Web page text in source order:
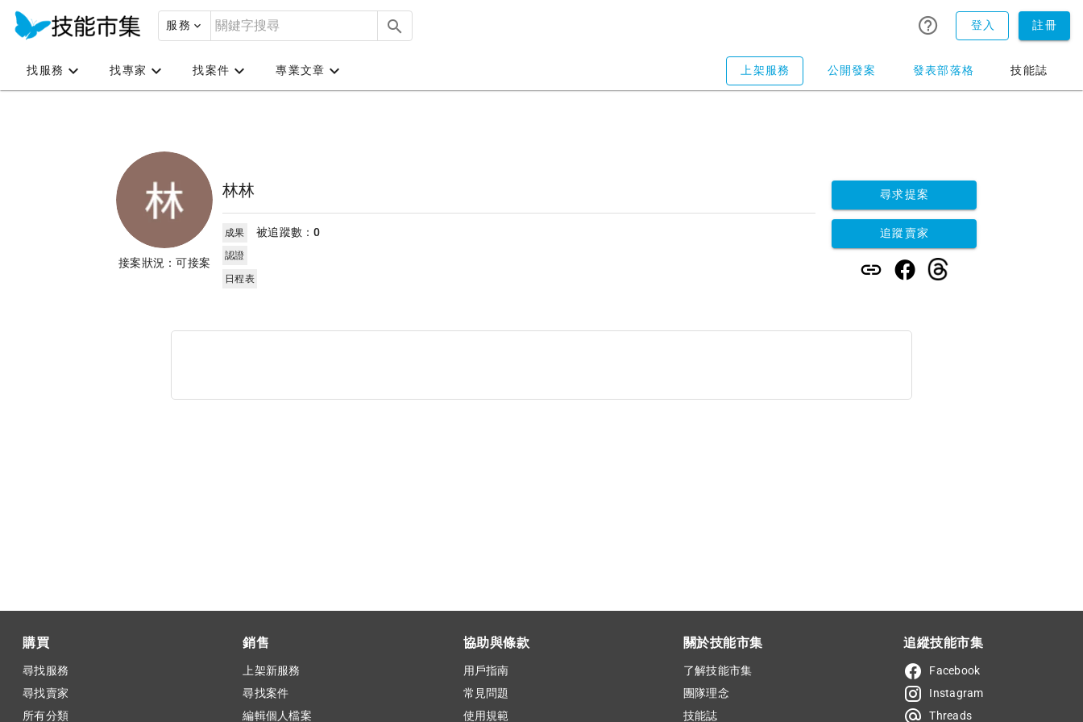
服務 登入 註冊
找服務 找專家 找案件 專業文章 上架服務 公開發案 發表部落格 技能誌
接案狀況：可接案
林林
成果 被追蹤數：0
認證
日程表
尋求提案
追蹤賣家
購買
尋找服務
尋找賣家
所有分類
銷售
上架新服務
尋找案件
編輯個人檔案
協助與條款
用戶指南
常見問題
使用規範
關於技能市集
了解技能市集
團隊理念
技能誌
追縱技能市集
Facebook
Instagram
Threads